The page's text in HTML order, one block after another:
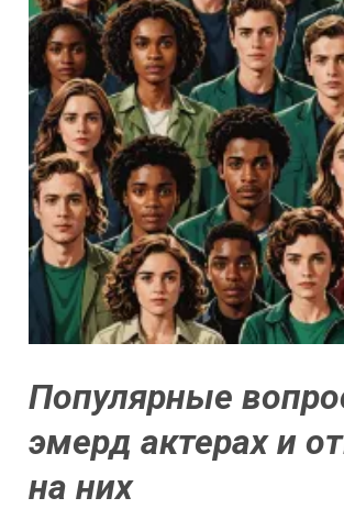
Популярные
эмерд актерах и
на них